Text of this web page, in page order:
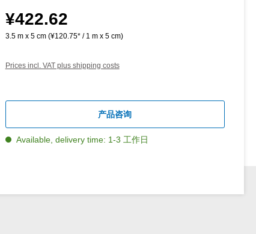
Regular price:
¥422.62
3.5 m x 5 cm (¥120.75* / 1 m x 5 cm)
Prices incl. VAT plus shipping costs
产品咨询
Available, delivery time: 1-3 工作日